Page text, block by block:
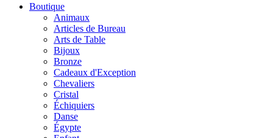
Boutique
Animaux
Articles de Bureau
Arts de Table
Bijoux
Bronze
Cadeaux d'Exception
Chevaliers
Cristal
Échiquiers
Danse
Égypte